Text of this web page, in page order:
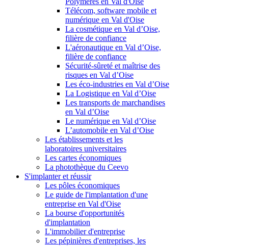
Télécom, software mobile et
numérique en Val d'Oise
La cosmétique en Val d’Oise,
filière de confiance
L'aéronautique en Val d’Oise,
filière de confiance
Sécurité-sûreté et maîtrise des
risques en Val d’Oise
Les éco-industries en Val d’Oise
La Logistique en Val d’Oise
Les transports de marchandises
en Val d’Oise
Le numérique en Val d’Oise
L’automobile en Val d’Oise
Les établissements et les
laboratoires universitaires
Les cartes économiques
La photothèque du Ceevo
S'implanter et réussir
Les pôles économiques
Le guide de l'implantation d'une
entreprise en Val d'Oise
La bourse d'opportunités
d'implantation
L'immobilier d'entreprise
Les pépinières d'entreprises, les